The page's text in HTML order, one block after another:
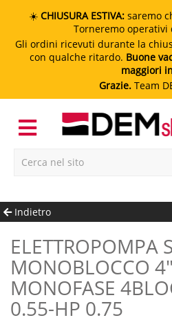
☀️ CHIUSURA ESTIVA: saremo
Torneremo operativi
Gli ordini ricevuti durante la
con qualche ritardo. Buone
maggiori
Grazie. Team
Indietro
ELETTROPOMPA SOMMERSA
MONOBLOCCO
MONOFASE
0.55-HP 0.75